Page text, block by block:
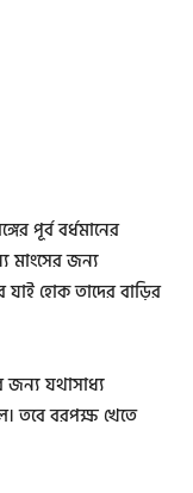
পূর্ব বর্ধমানের
মাংসের জন্য
হোক তাদের বাড়ির
জন্য যথাসাধ্য
তবে বরপক্ষ খেতে